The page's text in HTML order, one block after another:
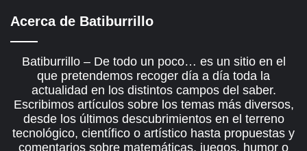
Acerca de Batiburrillo
Batiburrillo – De todo un poco… es un sitio en el
que pretendemos recoger día a día toda la
actualidad en los distintos campos del saber.
Escribimos artículos sobre los temas más diversos,
desde los últimos descubrimientos en el terreno
tecnológico, científico o artístico hasta propuestas y
comentarios sobre matemáticas, juegos, humor o